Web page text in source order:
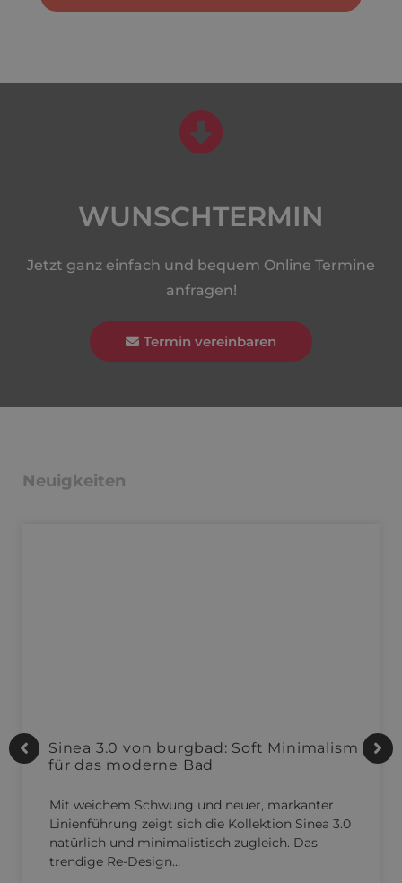
WUNSCHTERMIN
Jetzt ganz einfach und bequem Online Termine
anfragen!
Termin vereinbaren
Neuigkeiten
Sinea 3.0 von burgbad: Soft Minimalism
für das moderne Bad
Mit weichem Schwung und neuer, markanter
Linienführung zeigt sich die Kollektion Sinea 3.0
natürlich und minimalistisch zugleich. Das
trendige Re-Design…